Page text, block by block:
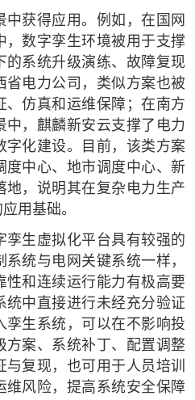
获得应用。例如，在国网
，数字孪生环境被用于支撑
的系统升级演练、故障复现
省电力公司，类似方案也被
、仿真和运维保障；在南方
中，麒麟新安云支撑了电力
字化建设。目前，该类方案
度中心、地市调度中心、新
地，说明其在复杂电力生产
用基础。
孪生虚拟化平台具有较强的
统与电网关键系统一样，
性和连续运行能力有极高要
统中直接进行未经充分验证
孪生系统，可以在不影响投
方案、系统补丁、配置调整
复现，也可用于人员培训
维风险，提高系统安全保障